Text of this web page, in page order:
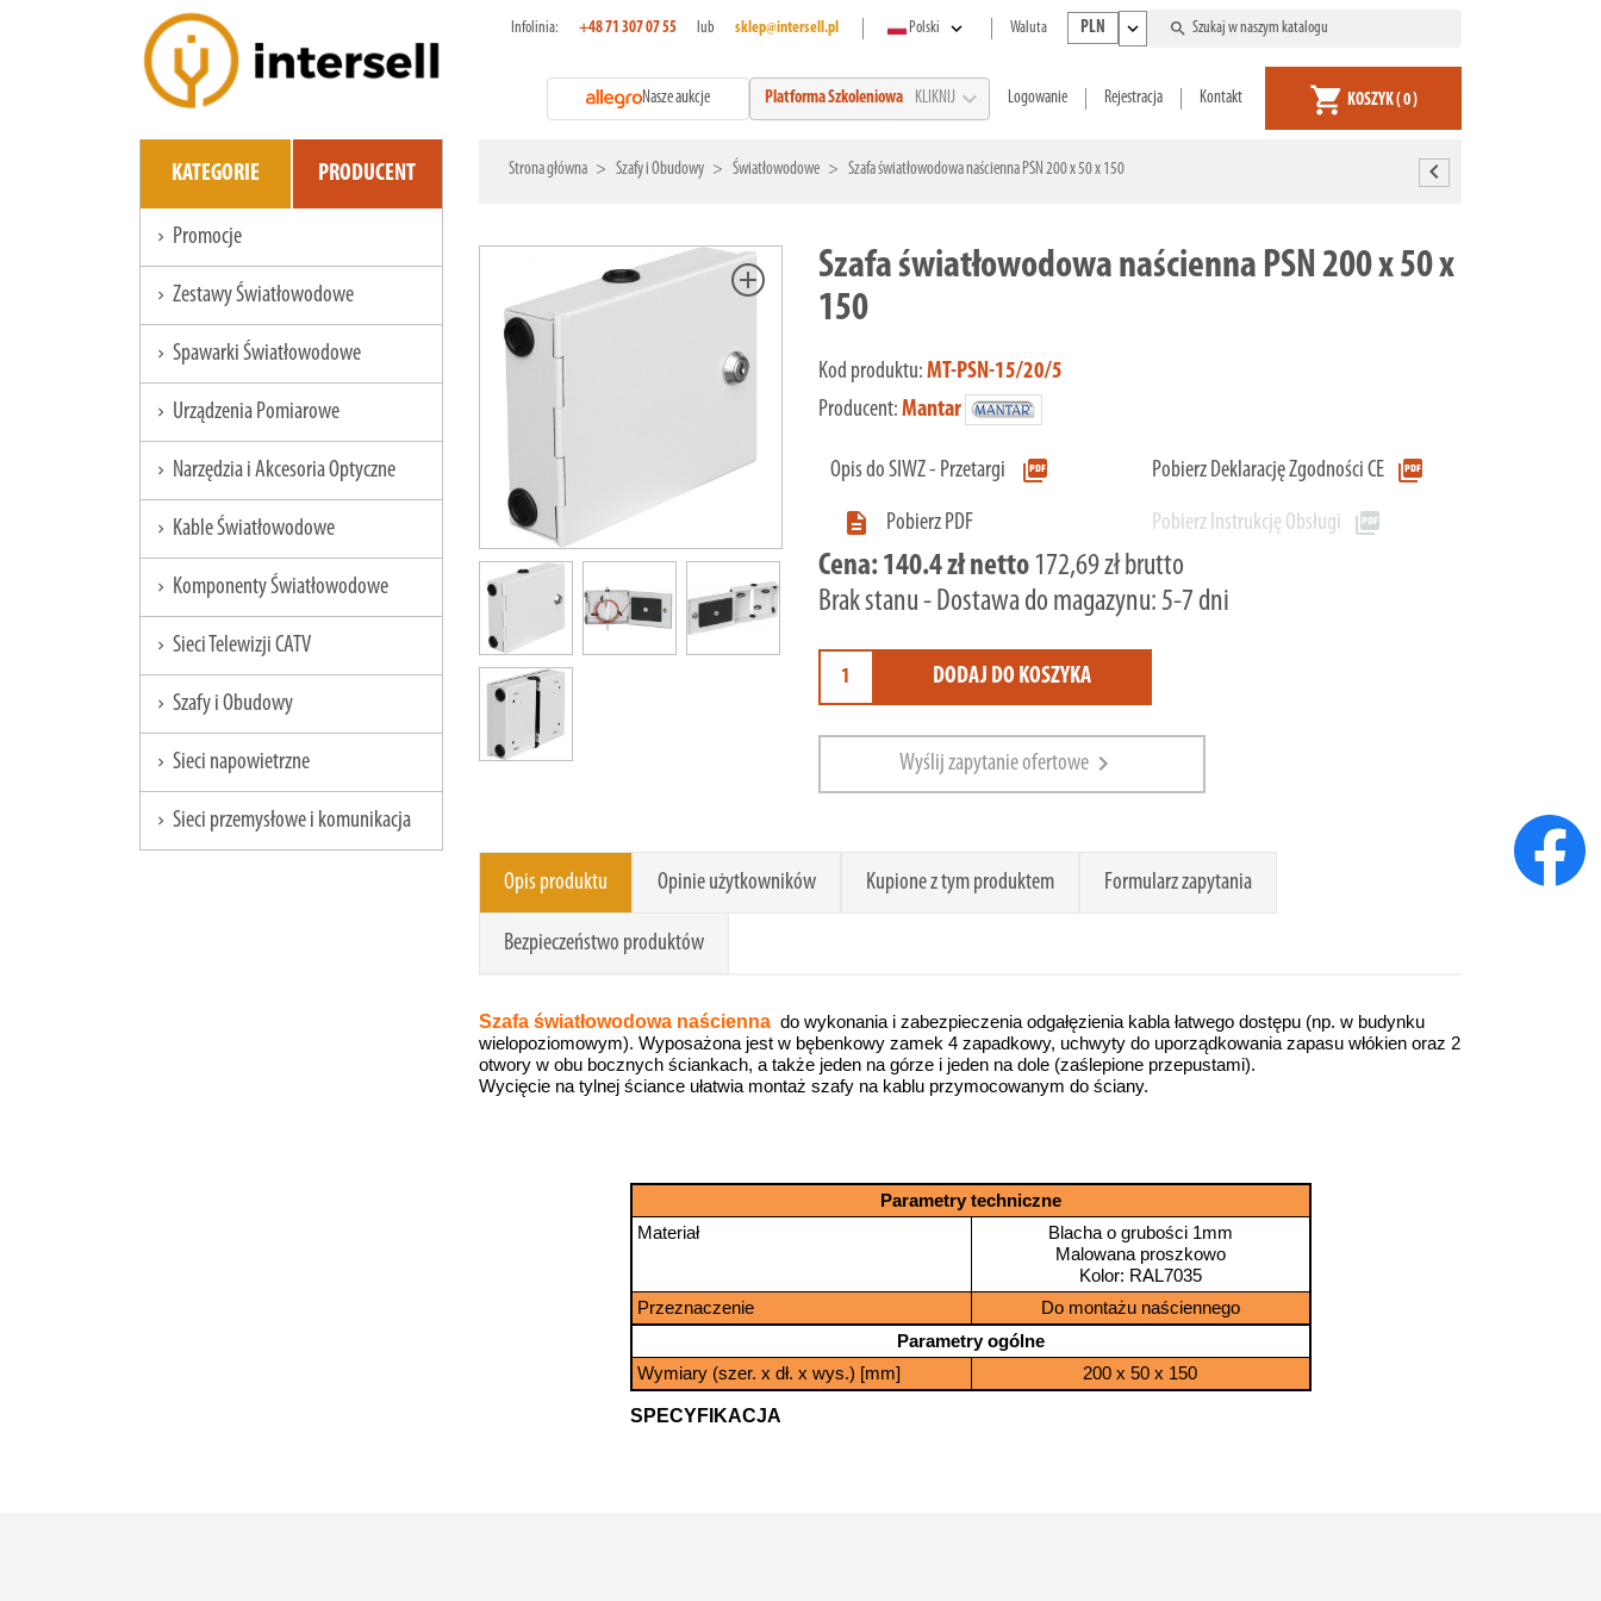
Infolinia: +48 71 307 07 55 lub sklep@intersell.pl Polski expand_more Waluta PLN expand_more search
Nasze aukcje Platforma Szkoleniowa KLIKNIJ expand_more Logowanie Rejestracja Kontakt shopping_cart KOSZYK( 0 )
KATEGORIE PRODUCENT
chevron_right Promocje
chevron_right Zestawy Światłowodowe
chevron_right Spawarki Światłowodowe
chevron_right Urządzenia Pomiarowe
chevron_right Narzędzia i Akcesoria Optyczne
chevron_right Kable Światłowodowe
chevron_right Komponenty Światłowodowe
chevron_right Sieci Telewizji CATV
chevron_right Szafy i Obudowy
chevron_right Sieci napowietrzne
chevron_right Sieci przemysłowe i komunikacja
Strona główna Szafy i Obudowy Światłowodowe Szafa światłowodowa naścienna PSN 200 x 50 x 150 chevron_left
add
Szafa światłowodowa naścienna PSN 200 x 50 x
150
Kod produktu: MT-PSN-15/20/5
Producent: Mantar
Opis do SIWZ - Przetargi picture_as_pdf Pobierz Deklarację Zgodności CE
picture_as_pdf

Pobierz PDF Pobierz Instrukcję Obsługi picture_as_pdf
Cena: 140.4 zł netto172,69 zł brutto
Brak stanu - Dostawa do magazynu: 5-7 dni
DODAJ DO KOSZYKA
Wyślij zapytanie ofertowe chevron_right
Opis produktu Opinie użytkowników Kupione z tym produktem Formularz zapytania
Bezpieczeństwo produktów
Szafa światłowodowa naścienna do wykonania i zabezpieczenia odgałęzienia kabla łatwego dostępu (np. w budynku
wielopoziomowym). Wyposażona jest w bębenkowy zamek 4 zapadkowy, uchwyty do uporządkowania zapasu włókien oraz 2
otwory w obu bocznych ściankach, a także jeden na górze i jeden na dole (zaślepione przepustami).
Wycięcie na tylnej ściance ułatwia montaż szafy na kablu przymocowanym do ściany.
SPECYFIKACJA
Parametry techniczne
Materiał
Blacha o grubości 1mm
Malowana proszkowo
Kolor: RAL7035
Przeznaczenie
Do montażu naściennego
Parametry ogólne
Wymiary (szer. x dł. x wys.) [mm]
200 x 50 x 150